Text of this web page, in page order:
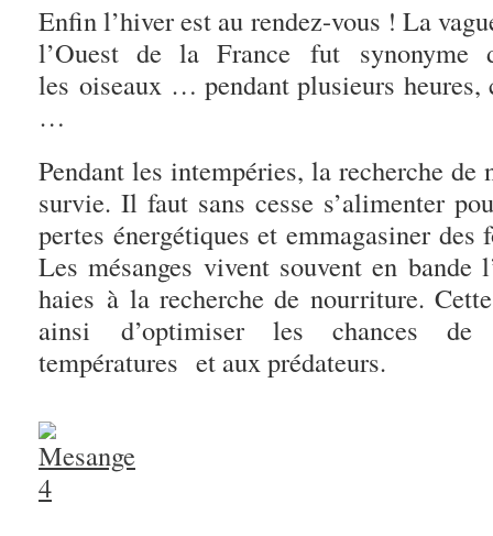
Enfin l’hiver est au rendez-vous ! La
l’Ouest de la France fut synonyme
les oiseaux … pendant plusieurs heures,
…
Pendant les intempéries, la recherche
survie. Il faut sans cesse s’alimenter
pertes énergétiques et emmagasiner
Les mésanges vivent souvent en
haies à la recherche de nourriture.
ainsi d’optimiser les chances
températures et aux prédateurs.